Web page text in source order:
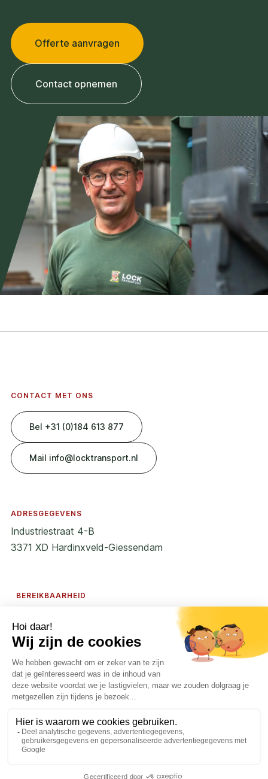
Offerte aanvragen
Contact opnemen
CONTACT MET ONS
Bel +31 (0)184 613 877
Mail info@locktransport.nl
ADRESGEGEVENS
Industriestraat 4-B
3371 XD Hardinxveld-Giessendam
BEREIKBAARHEID
Za-Zo | 24/7 bereikbaar
VOLG ONS